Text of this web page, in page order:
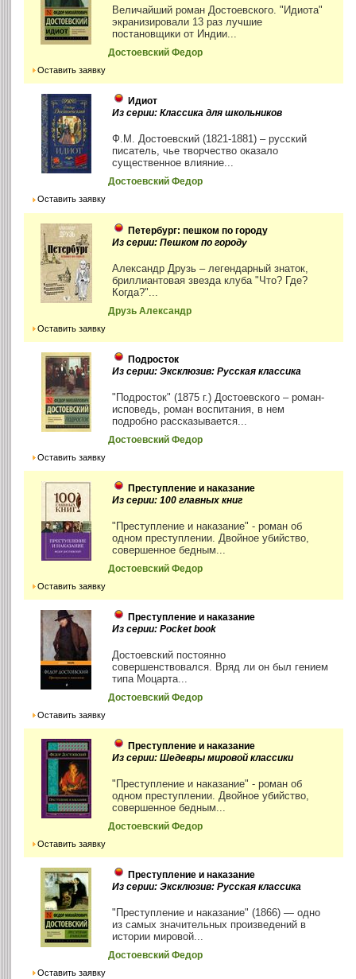
Величайший роман Достоевского. "Идиота"
экранизировали 13 раз лучшие
постановщики от Индии...
Достоевский Федор
Оставить заявку
Идиот
Из серии: Классика для школьников
Ф.М. Достоевский (1821-1881) – русский
писатель, чье творчество оказало
существенное влияние...
Достоевский Федор
Оставить заявку
Петербург: пешком по городу
Из серии: Пешком по городу
Александр Друзь – легендарный знаток,
бриллиантовая звезда клуба "Что? Где?
Когда?"...
Друзь Александр
Оставить заявку
Подросток
Из серии: Эксклюзив: Русская классика
"Подросток" (1875 г.) Достоевского – роман-
исповедь, роман воспитания, в нем
подробно рассказывается...
Достоевский Федор
Оставить заявку
Преступление и наказание
Из серии: 100 главных книг
"Преступление и наказание" - роман об
одном преступлении. Двойное убийство,
совершенное бедным...
Достоевский Федор
Оставить заявку
Преступление и наказание
Из серии: Pocket book
Достоевский постоянно
совершенствовался. Вряд ли он был гением
типа Моцарта...
Достоевский Федор
Оставить заявку
Преступление и наказание
Из серии: Шедевры мировой классики
"Преступление и наказание" - роман об
одном преступлении. Двойное убийство,
совершенное бедным...
Достоевский Федор
Оставить заявку
Преступление и наказание
Из серии: Эксклюзив: Русская классика
"Преступление и наказание" (1866) — одно
из самых значительных произведений в
истории мировой...
Достоевский Федор
Оставить заявку